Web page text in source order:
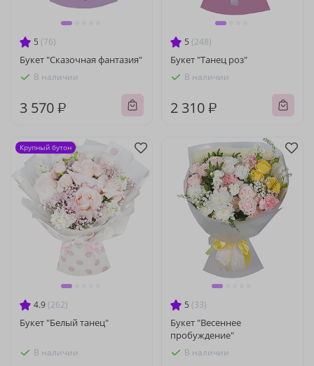
5 (76)
Букет "Сказочная фантазия"
В наличии
3 570 ₽
5 (248)
Букет "Танец роз"
В наличии
2 310 ₽
4.9 (262)
Букет "Белый танец"
В наличии
Крупный бутон
5 (33)
Букет "Весеннее
пробуждение"
В наличии